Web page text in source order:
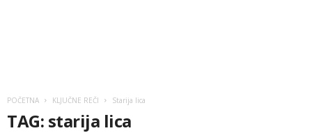
POČETNA KLJUČNE REČI Starija lica
TAG: starija lica